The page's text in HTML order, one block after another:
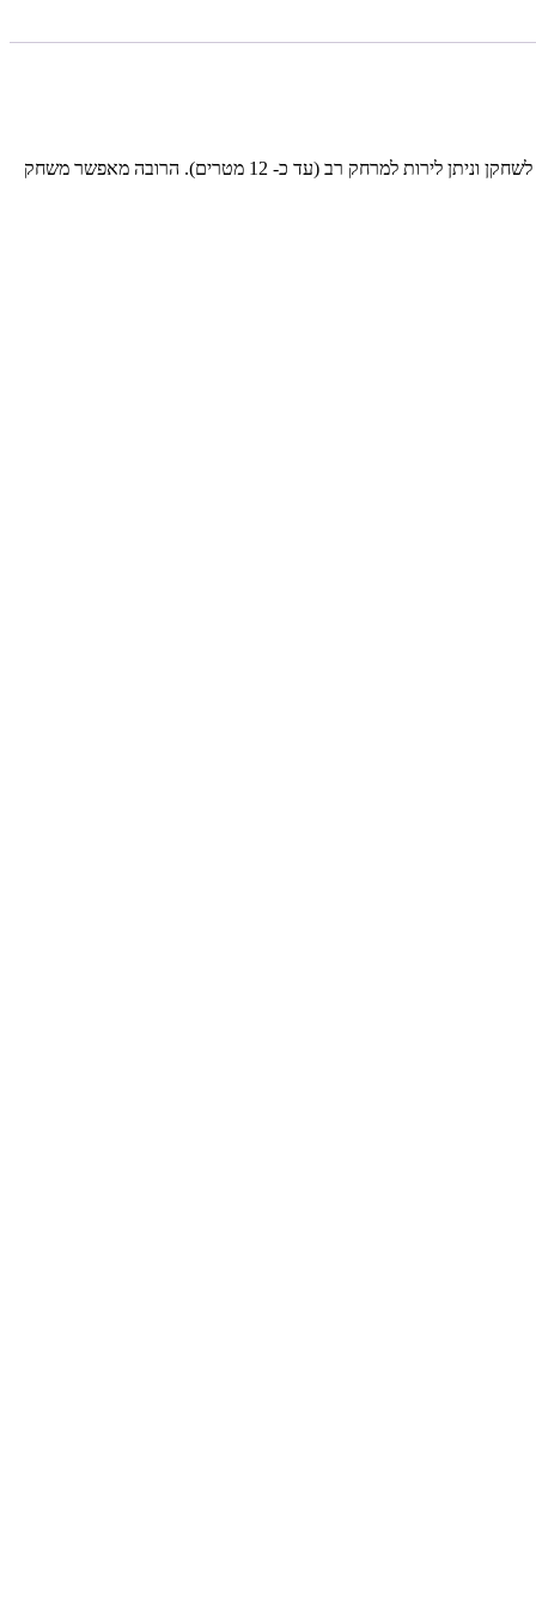
💧רובה המים העוצמתי הוא רובה הכולל בתוכו סוללה נטענת אשר מאפרת שאיבה אוטומטית וטעינה של הרובה במים, הצגת כמות התחמושת שנותרה לשחקן וניתן לירות למרחק רב (עד כ- 12 מטרים). הרובה מאפשר משחק